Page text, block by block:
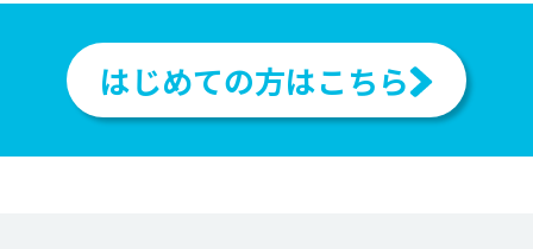
はじめての方はこちら